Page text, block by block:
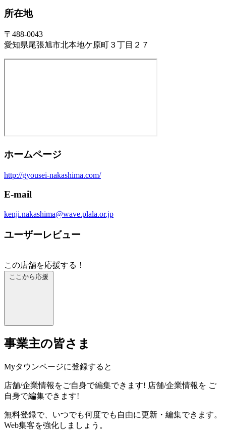
所在地
〒488-0043
愛知県尾張旭市北本地ケ原町３丁目２７
ホームページ
http://gyousei-nakashima.com/
E-mail
kenji.nakashima@wave.plala.or.jp
ユーザーレビュー
この店舗を応援する！
ここから応援
事業主の皆さま
Myタウンページに登録すると
店舗/企業情報をご自身で編集できます! 店舗/企業情報を ご
自身で編集できます!
無料登録で、いつでも何度でも自由に更新・編集できます。
Web集客を強化しましょう。